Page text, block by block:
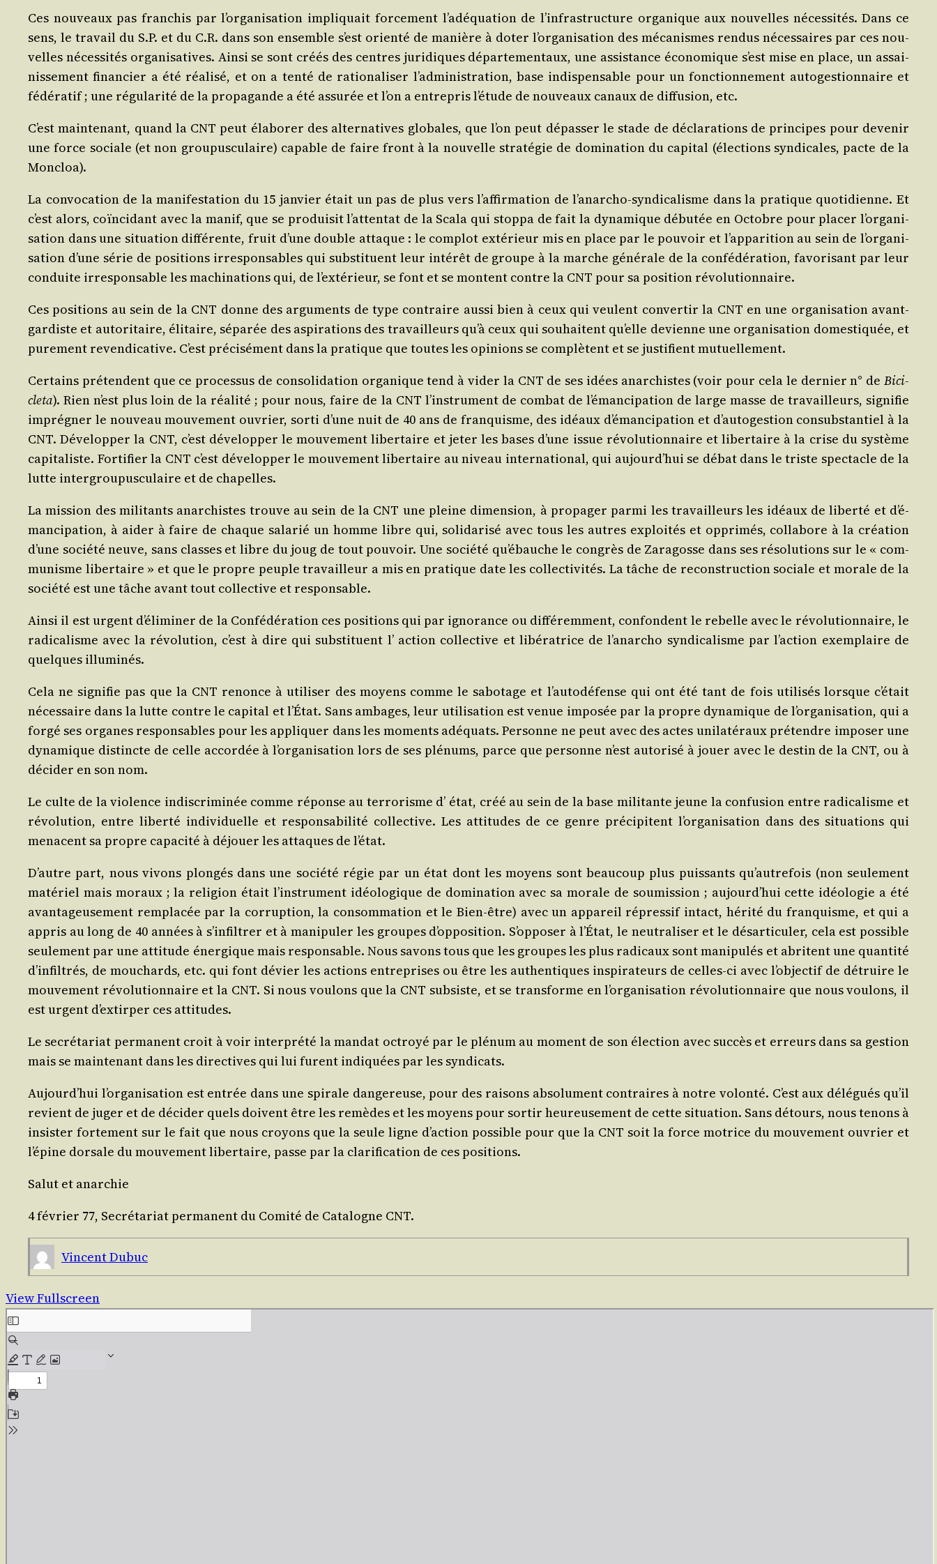
Ces nou­veaux pas fran­chis par l’or­ga­ni­sa­tion impli­quait for­ce­ment l’a­dé­qua­tion de l’in­fra­struc­ture orga­nique aux nou­velles néces­si­tés. Dans ce
sens, le tra­vail du S.P. et du C.R. dans son ensemble s’est orien­té de manière à doter l’or­ga­ni­sa­tion des méca­nismes ren­dus néces­saires par ces nou­
velles néces­si­tés orga­ni­sa­tives. Ain­si se sont créés des centres juri­diques dépar­te­men­taux, une assis­tance éco­no­mique s’est mise en place, un assai­
nis­se­ment finan­cier a été réa­li­sé, et on a ten­té de ratio­na­li­ser l’ad­mi­nis­tra­tion, base indis­pen­sable pour un fonc­tion­ne­ment auto­ges­tion­naire et
fédé­ra­tif ; une régu­la­ri­té de la pro­pa­gande a été assu­rée et l’on a entre­pris l’é­tude de nou­veaux canaux de dif­fu­sion, etc.
C’est main­te­nant, quand la CNT peut éla­bo­rer des alter­na­tives glo­bales, que l’on peut dépas­ser le stade de décla­ra­tions de prin­cipes pour deve­nir
une force sociale (et non grou­pus­cu­laire) capable de faire front à la nou­velle stra­té­gie de domi­na­tion du capi­tal (élec­tions syn­di­cales, pacte de la
Moncloa).
La convo­ca­tion de la mani­fes­ta­tion du 15 jan­vier était un pas de plus vers l’af­fir­ma­tion de l’a­nar­cho-syn­di­ca­lisme dans la pra­tique quo­ti­dienne. Et
c’est alors, coïn­ci­dant avec la manif, que se pro­dui­sit l’at­ten­tat de la Sca­la qui stop­pa de fait la dyna­mique débu­tée en Octobre pour pla­cer l’or­ga­ni­
sa­tion dans une situa­tion dif­fé­rente, fruit d’une double attaque : le com­plot exté­rieur mis en place par le pou­voir et l’ap­pa­ri­tion au sein de l’or­ga­ni­
sa­tion d’une série de posi­tions irres­pon­sables qui sub­sti­tuent leur inté­rêt de groupe à la marche géné­rale de la confé­dé­ra­tion, favo­ri­sant par leur
conduite irres­pon­sable les machi­na­tions qui, de l’ex­té­rieur, se font et se montent contre la CNT pour sa posi­tion révolutionnaire.
Ces posi­tions au sein de la CNT donne des argu­ments de type contraire aus­si bien à ceux qui veulent conver­tir la CNT en une orga­ni­sa­tion avant-
gar­diste et auto­ri­taire, éli­taire, sépa­rée des aspi­ra­tions des tra­vailleurs qu’à ceux qui sou­haitent qu’elle devienne une orga­ni­sa­tion domes­ti­quée, et
pure­ment reven­di­ca­tive. C’est pré­ci­sé­ment dans la pra­tique que toutes les opi­nions se com­plètent et se jus­ti­fient mutuellement.
Cer­tains pré­tendent que ce pro­ces­sus de conso­li­da­tion orga­nique tend à vider la CNT de ses idées anar­chistes (voir pour cela le der­nier n° de Bici­
cle­ta). Rien n’est plus loin de la réa­li­té ; pour nous, faire de la CNT l’ins­tru­ment de com­bat de l’é­man­ci­pa­tion de large masse de tra­vailleurs, signi­fie
impré­gner le nou­veau mou­ve­ment ouvrier, sor­ti d’une nuit de 40 ans de fran­quisme, des idéaux d’é­man­ci­pa­tion et d’au­to­ges­tion consub­stan­tiel à la
CNT. Déve­lop­per la CNT, c’est déve­lop­per le mou­ve­ment liber­taire et jeter les bases d’une issue révo­lu­tion­naire et liber­taire à la crise du sys­tème
capi­ta­liste. For­ti­fier la CNT c’est déve­lop­per le mou­ve­ment liber­taire au niveau inter­na­tio­nal, qui aujourd’­hui se débat dans le triste spec­tacle de la
lutte inter­grou­pus­cu­laire et de chapelles.
La mis­sion des mili­tants anar­chistes trouve au sein de la CNT une pleine dimen­sion, à pro­pa­ger par­mi les tra­vailleurs les idéaux de liber­té et d’é­
man­ci­pa­tion, à aider à faire de chaque sala­rié un homme libre qui, soli­da­ri­sé avec tous les autres exploi­tés et oppri­més, col­la­bore à la créa­tion
d’une socié­té neuve, sans classes et libre du joug de tout pou­voir. Une socié­té qu’é­bauche le congrès de Zara­gosse dans ses réso­lu­tions sur le « com­
mu­nisme liber­taire » et que le propre peuple tra­vailleur a mis en pra­tique date les col­lec­ti­vi­tés. La tâche de recons­truc­tion sociale et morale de la
socié­té est une tâche avant tout col­lec­tive et responsable.
Ain­si il est urgent d’é­li­mi­ner de la Confé­dé­ra­tion ces posi­tions qui par igno­rance ou dif­fé­rem­ment, confondent le rebelle avec le révo­lu­tion­naire, le
radi­ca­lisme avec la révo­lu­tion, c’est à dire qui sub­sti­tuent l’ action col­lec­tive et libé­ra­trice de l’a­nar­cho syn­di­ca­lisme par l’ac­tion exem­plaire de
quelques illuminés.
Cela ne signi­fie pas que la CNT renonce à uti­li­ser des moyens comme le sabo­tage et l’au­to­dé­fense qui ont été tant de fois uti­li­sés lorsque c’é­tait
néces­saire dans la lutte contre le capi­tal et l’É­tat. Sans ambages, leur uti­li­sa­tion est venue impo­sée par la propre dyna­mique de l’or­ga­ni­sa­tion, qui a
for­gé ses organes res­pon­sables pour les appli­quer dans les moments adé­quats. Per­sonne ne peut avec des actes uni­la­té­raux pré­tendre impo­ser une
dyna­mique dis­tincte de celle accor­dée à l’or­ga­ni­sa­tion lors de ses plé­nums, parce que per­sonne n’est auto­ri­sé à jouer avec le des­tin de la CNT, ou à
déci­der en son nom.
Le culte de la vio­lence indis­cri­mi­née comme réponse au ter­ro­risme d’ état, créé au sein de la base mili­tante jeune la confu­sion entre radi­ca­lisme et
révo­lu­tion, entre liber­té indi­vi­duelle et res­pon­sa­bi­li­té col­lec­tive. Les atti­tudes de ce genre pré­ci­pitent l’or­ga­ni­sa­tion dans des situa­tions qui
menacent sa propre capa­ci­té à déjouer les attaques de l’état.
D’autre part, nous vivons plon­gés dans une socié­té régie par un état dont les moyens sont beau­coup plus puis­sants qu’au­tre­fois (non seule­ment
maté­riel mais moraux ; la reli­gion était l’ins­tru­ment idéo­lo­gique de domi­na­tion avec sa morale de sou­mis­sion ; aujourd’­hui cette idéo­lo­gie a été
avan­ta­geu­se­ment rem­pla­cée par la cor­rup­tion, la consom­ma­tion et le Bien-être) avec un appa­reil répres­sif intact, héri­té du fran­quisme, et qui a
appris au long de 40 années à s’in­fil­trer et à mani­pu­ler les groupes d’op­po­si­tion. S’op­po­ser à l’É­tat, le neu­tra­li­ser et le désar­ti­cu­ler, cela est pos­sible
seule­ment par une atti­tude éner­gique mais res­pon­sable. Nous savons tous que les groupes les plus radi­caux sont mani­pu­lés et abritent une quan­ti­té
d’in­fil­trés, de mou­chards, etc. qui font dévier les actions entre­prises ou être les authen­tiques ins­pi­ra­teurs de celles-ci avec l’ob­jec­tif de détruire le
mou­ve­ment révo­lu­tion­naire et la CNT. Si nous vou­lons que la CNT sub­siste, et se trans­forme en l’or­ga­ni­sa­tion révo­lu­tion­naire que nous vou­lons, il
est urgent d’ex­tir­per ces attitudes.
Le secré­ta­riat per­ma­nent croit à voir inter­pré­té la man­dat octroyé par le plé­num au moment de son élec­tion avec suc­cès et erreurs dans sa ges­tion
mais se main­te­nant dans les direc­tives qui lui furent indi­quées par les syndicats.
Aujourd’­hui l’or­ga­ni­sa­tion est entrée dans une spi­rale dan­ge­reuse, pour des rai­sons abso­lu­ment contraires à notre volon­té. C’est aux délé­gués qu’il
revient de juger et de déci­der quels doivent être les remèdes et les moyens pour sor­tir heu­reu­se­ment de cette situa­tion. Sans détours, nous tenons à
insis­ter for­te­ment sur le fait que nous croyons que la seule ligne d’ac­tion pos­sible pour que la CNT soit la force motrice du mou­ve­ment ouvrier et
l’é­pine dor­sale du mou­ve­ment liber­taire, passe par la cla­ri­fi­ca­tion de ces positions.
Salut et anarchie
4 février 77, Secré­ta­riat per­ma­nent du Comi­té de Cata­logne CNT.
Vincent Dubuc
View Fullscreen